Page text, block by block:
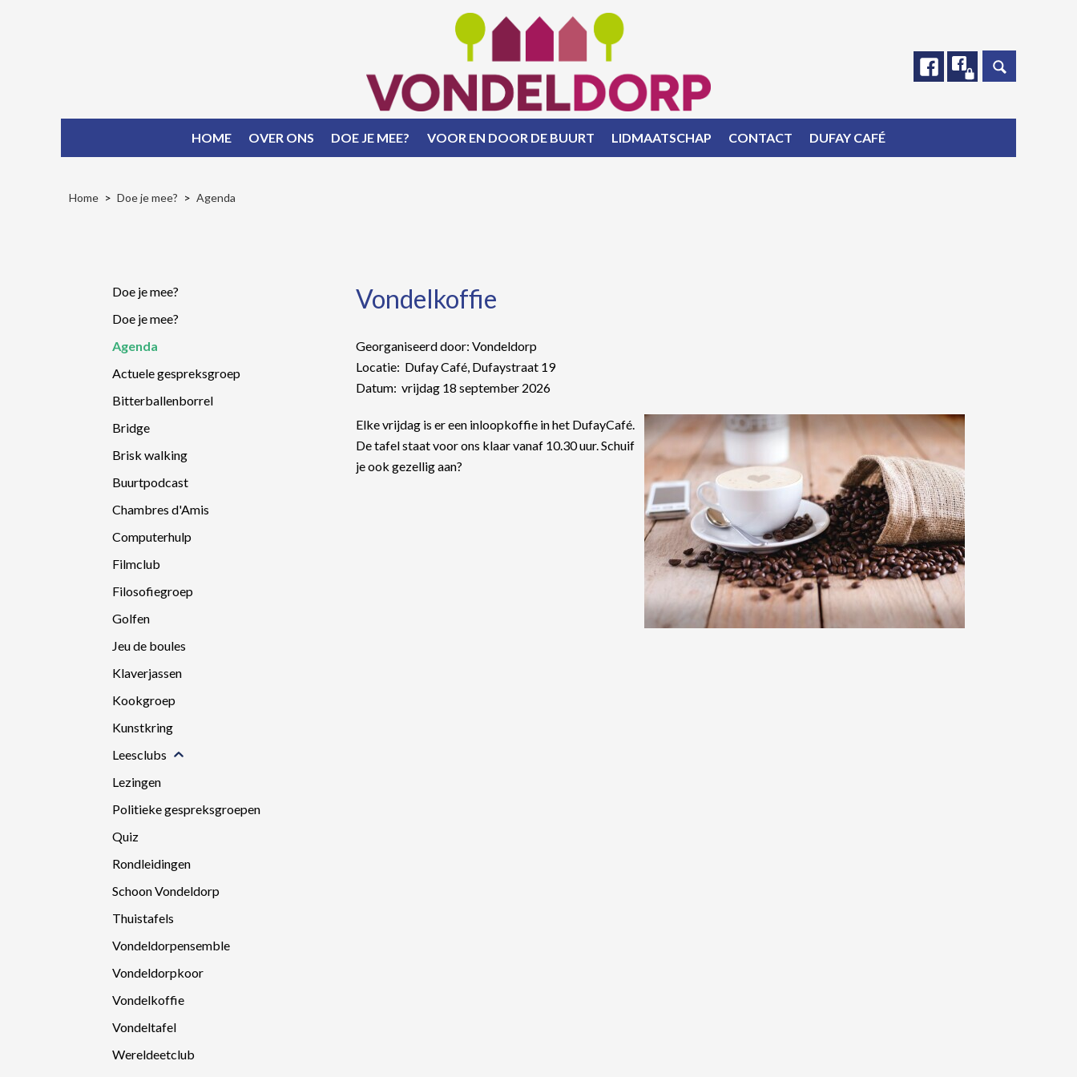
FacebookFacebook
HOME OVER ONS DOE JE MEE? VOOR EN DOOR DE BUURT LIDMAATSCHAP CONTACT DUFAY CAFÉ
Home Doe je mee? Agenda
Doe je mee?
Doe je mee?
Agenda
Actuele gespreksgroep
Bitterballenborrel
Bridge
Brisk walking
Buurtpodcast
Chambres d'Amis
Computerhulp
Filmclub
Filosofiegroep
Golfen
Jeu de boules
Klaverjassen
Kookgroep
Kunstkring
Leesclubs
Lezingen
Politieke gespreksgroepen
Quiz
Rondleidingen
Schoon Vondeldorp
Thuistafels
Vondeldorpensemble
Vondeldorpkoor
Vondelkoffie
Vondeltafel
Wereldeetclub
Vondelkoffie
Georganiseerd door: Vondeldorp
Locatie: Dufay Café, Dufaystraat 19
Datum: vrijdag 18 september 2026
Elke vrijdag is er een inloopkoffie in het DufayCafé.
De tafel staat voor ons klaar vanaf 10.30 uur. Schuif
je ook gezellig aan?